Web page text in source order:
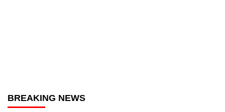
BREAKING NEWS